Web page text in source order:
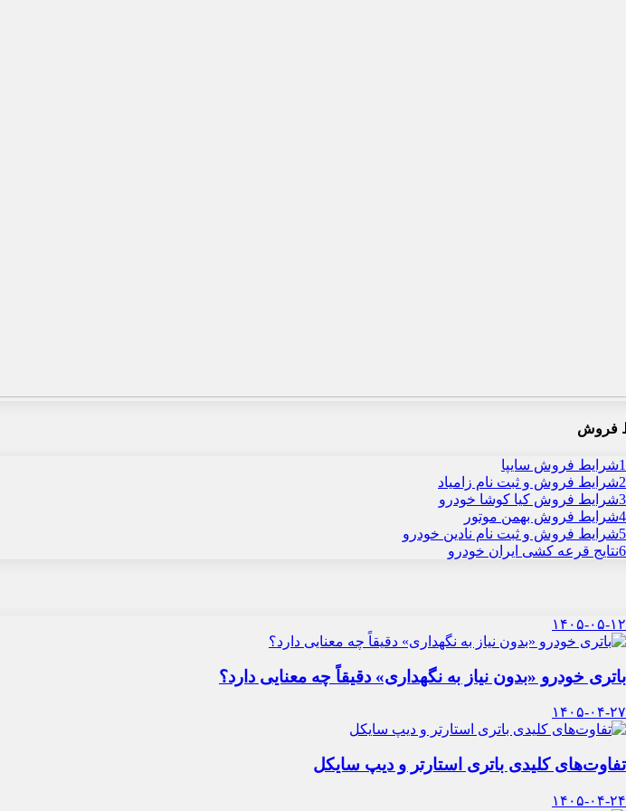
فروش
1شرایط فروش سایپا
2شرایط فروش و ثبت نام زامیاد
3شرایط فروش کیا کوشا خودرو
4شرایط فروش بهمن موتور
5شرایط فروش و ثبت نام نادین خودرو
6نتایج قرعه کشی ایران خودرو
۱۴۰۵-۰۵-۱۲
باتری خودرو «بدون نیاز به نگهداری» دقیقاً چه معنایی دارد؟
۱۴۰۵-۰۴-۲۷
تفاوت‌های کلیدی باتری استارتر و دیپ سایکل
۱۴۰۵-۰۴-۲۴